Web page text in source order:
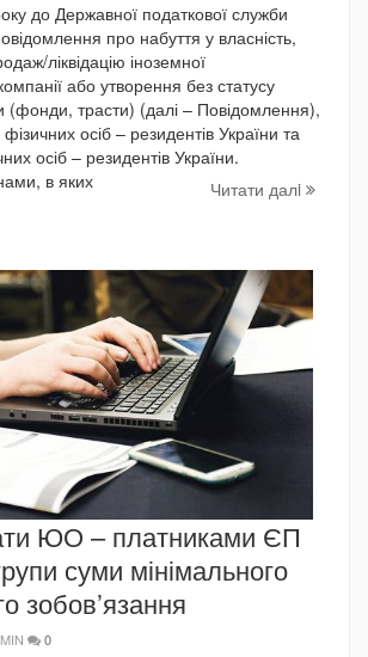
до Державної податкової служби
про набуття у власність,
ліквідацію іноземної
або утворення без статусу
(фонди, трасти) (далі – Повідомлення),
осіб – резидентів України та
осіб – резидентів України.
в яких
Читати далi
ЮО – платниками ЄП
суми мінімального
зобов’язання
0